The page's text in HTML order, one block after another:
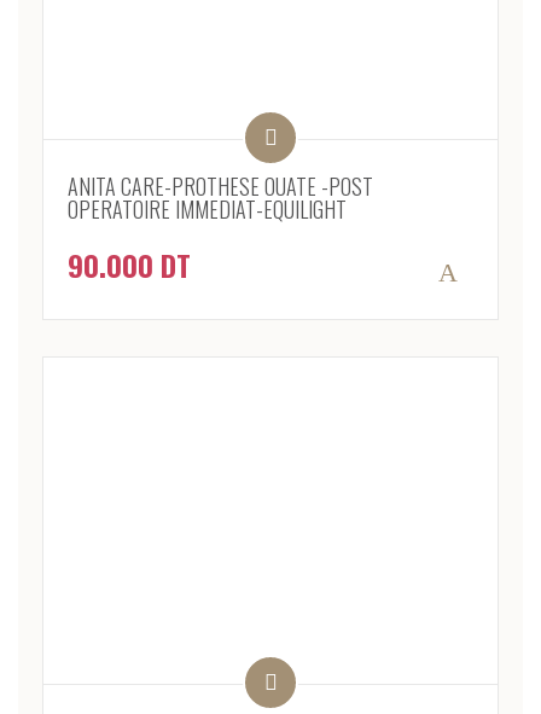
ANITA CARE-PROTHESE OUATE -POST
OPERATOIRE IMMEDIAT-EQUILIGHT
90.000 DT